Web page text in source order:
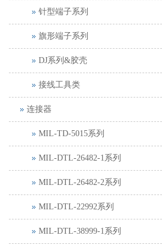
针型端子系列
旗形端子系列
DJ系列&胶壳
接线工具类
连接器
MIL-TD-5015系列
MIL-DTL-26482-1系列
MIL-DTL-26482-2系列
MIL-DTL-22992系列
MIL-DTL-38999-1系列